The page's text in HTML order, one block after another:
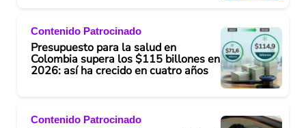
Contenido Patrocinado
Presupuesto para la salud en
Colombia supera los $115 billones en
2026: así ha crecido en cuatro años
Contenido Patrocinado